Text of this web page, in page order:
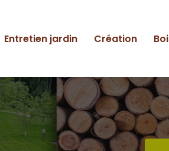
Entretien jardin Création